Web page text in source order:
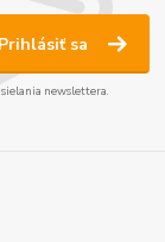
Prihlásiť sa
newslettera.